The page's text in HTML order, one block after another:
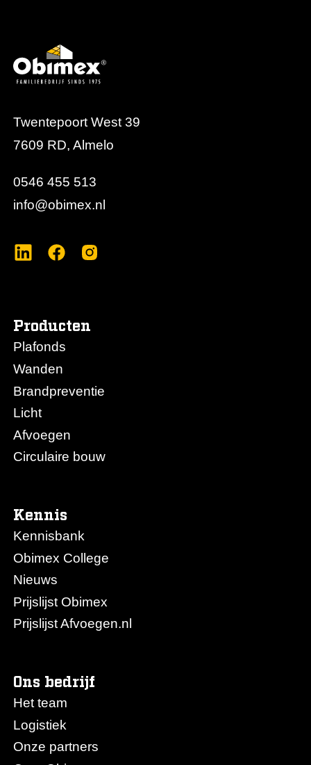
Twentepoort West 39
7609 RD, Almelo
0546 455 513
info@obimex.nl
Producten
Plafonds
Wanden
Brandpreventie
Licht
Afvoegen
Circulaire bouw
Kennis
Kennisbank
Obimex College
Nieuws
Prijslijst Obimex
Prijslijst Afvoegen.nl
Ons bedrijf
Het team
Logistiek
Onze partners